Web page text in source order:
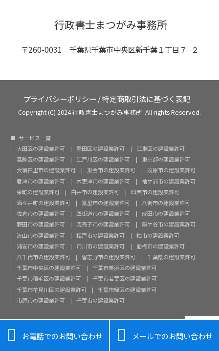
行政書士まつがみ事務所
〒260-0031 千葉県千葉市中央区新千葉１丁目７−２
プライバシーポリシー /特定商取引法に基づく表記
Copyright (C) 2024 行政書士まつがみ事務所. All rights Reserved.
サービス一覧
大田区の建設業許可
墨田区の建設業許可
江東区の建設業許可
葛飾区の建設業許可
江戸川区の建設業許可
東京都の建設業許可
大網白里市の建設業許可
東金市の建設業許可
茂原市の建設業許可
君津市の建設業許可
木更津市の建設業許可
袖ケ浦市の建設業許可
栄町の建設業許可
白井市の建設業許可
印西市の建設業許可
酒々井町の建設業許可
富里市の建設業許可
八街市の建設業許可
佐倉市の建設業許可
四街道市の建設業許可
成田市の建設業許可
野田市の建設業許可
我孫子市の建設業許可
鎌ケ谷市の建設業許可
流山市の建設業許可
松戸市の建設業許可
柏市の建設業許可
浦安市の建設業許可
市川市の建設業許可
船橋市の建設業許可
八千代市の建設業許可
習志野市の建設業許可
千葉県の建設業許可
千葉市中央区の建設業許可
千葉市美浜区の建設業許可
千葉市稲毛区の建設業許可
千葉市若葉区の建設業許可
千葉市花見川区の建設業許可
千葉市緑区の建設業許可
市原市の建設業許可
千葉市の建設業許可
 お電話でのお問い合わせ  メールでのお問い合わせ